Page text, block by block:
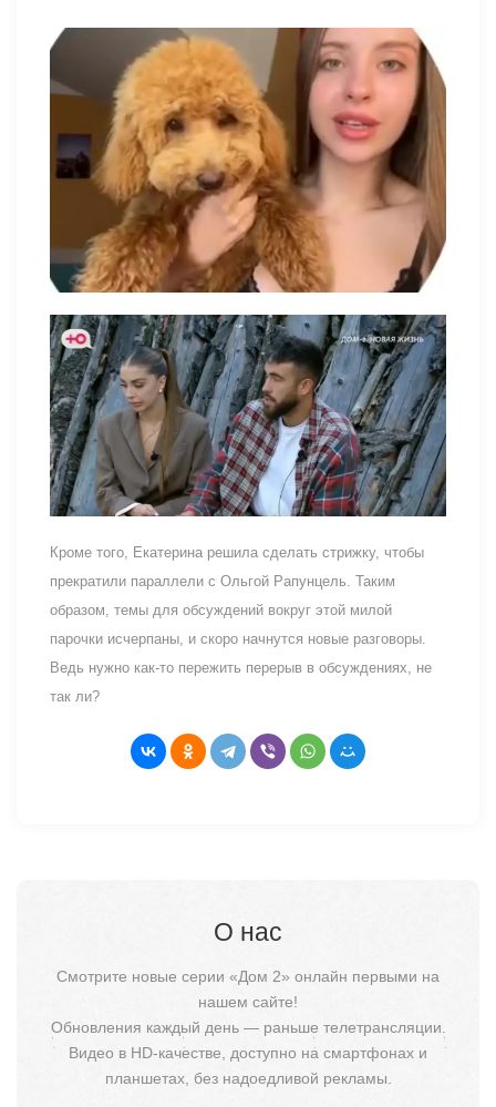
Кроме того, Екатерина решила сделать стрижку, чтобы
прекратили параллели с Ольгой Рапунцель. Таким
образом, темы для обсуждений вокруг этой милой
парочки исчерпаны, и скоро начнутся новые разговоры.
Ведь нужно как-то пережить перерыв в обсуждениях, не
так ли?
О нас
Смотрите новые серии «Дом 2» онлайн первыми на
нашем сайте!
Обновления каждый день — раньше телетрансляции.
Видео в HD-качестве, доступно на смартфонах и
планшетах, без надоедливой рекламы.